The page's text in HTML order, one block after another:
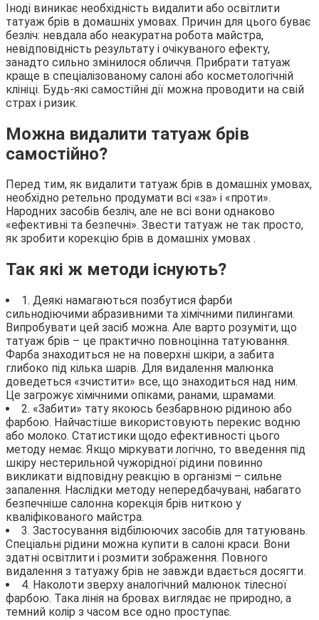
Іноді виникає необхідність видалити або освітлити
татуаж брів в домашніх умовах. Причин для цього буває
безліч: невдала або неакуратна робота майстра,
невідповідність результату і очікуваного ефекту,
занадто сильно змінилося обличчя. Прибрати татуаж
краще в спеціалізованому салоні або косметологічній
клініці. Будь-які самостійні дії можна проводити на свій
страх і ризик.
Можна видалити татуаж брів
самостійно?
Перед тим, як видалити татуаж брів в домашніх умовах,
необхідно ретельно продумати всі «за» і «проти».
Народних засобів безліч, але не всі вони однаково
«ефективні та безпечні». Звести татуаж не так просто,
як зробити корекцію брів в домашніх умовах .
Так які ж методи існують?
1. Деякі намагаються позбутися фарби
сильнодіючими абразивними та хімічними пилингами.
Випробувати цей засіб можна. Але варто розуміти, що
татуаж брів – це практично повноцінна татуювання.
Фарба знаходиться не на поверхні шкіри, а забита
глибоко під кілька шарів. Для видалення малюнка
доведеться «зчистити» все, що знаходиться над ним.
Це загрожує хімічними опіками, ранами, шрамами.
2. «Забити» тату якоюсь безбарвною рідиною або
фарбою. Найчастіше використовують перекис водню
або молоко. Статистики щодо ефективності цього
методу немає. Якщо міркувати логічно, то введення під
шкіру нестерильной чужорідної рідини повинно
викликати відповідну реакцію в організмі – сильне
запалення. Наслідки методу непередбачувані, набагато
безпечніше салонна корекція брів ниткою у
кваліфікованого майстра.
3. Застосування відбілюючих засобів для татуювань.
Спеціальні рідини можна купити в салоні краси. Вони
здатні освітлити і розмити зображення. Повного
видалення з татуажу брів не завжди вдається досягти.
4. Наколоти зверху аналогічний малюнок тілесної
фарбою. Така лінія на бровах виглядає не природно, а
темний колір з часом все одно проступає.